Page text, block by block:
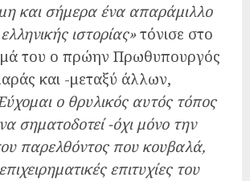
και σήμερα ένα απαράμιλλο
ιστορίας»τόνισε στο
του ο πρώην Πρωθυπουργός
και -μεταξύ άλλων,
ο θρυλικός αυτός τόπος
σηματοδοτεί -όχι μόνο την
παρελθόντος που κουβαλά,
επιτυχίες του